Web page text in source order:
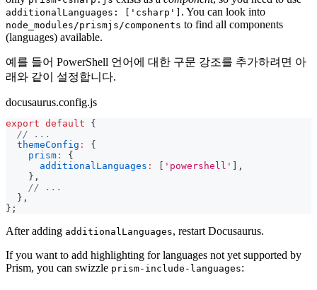
additionalLanguages: ['csharp'] . You can look into
node_modules/prismjs/components to find all components
(languages) available.
예를 들어 PowerShell 언어에 대한 구문 강조를 추가하려면 아
래와 같이 설정합니다.
docusaurus.config.js
export default
{
// ...
themeConfig :
{
prism :
{
additionalLanguages : 'powershell'
,
} ,
// ...
} ,
} ;
After adding additionalLanguages, restart Docusaurus.
If you want to add highlighting for languages not yet supported by
Prism, you can swizzle prism-include-languages: